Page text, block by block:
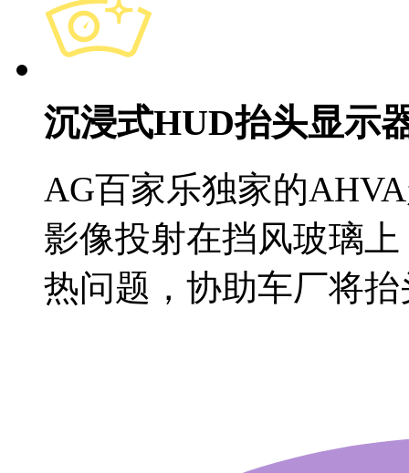
沉浸式HUD抬头显示
AG百家乐独家的
影像投射在挡风玻璃
热问题，协助车厂将